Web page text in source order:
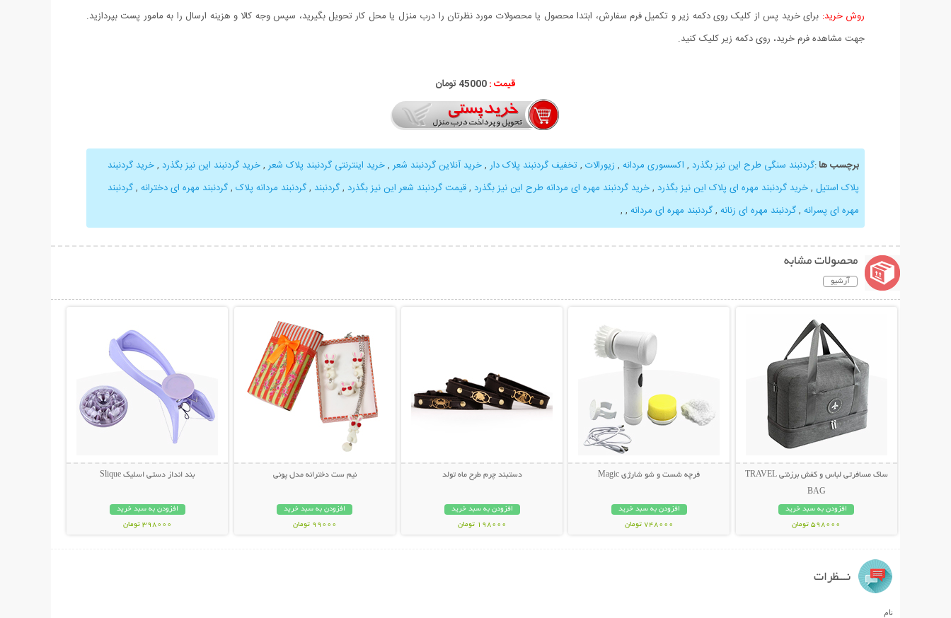
روش خرید: برای خرید پس از کلیک روی دکمه زیر و تکمیل فرم سفارش، ابتدا محصول یا محصولات مورد نظرتان را درب منزل یا محل کار تحویل بگیرید، سپس وجه کالا و هزینه ارسال را به مامور پست بپردازید.
جهت مشاهده فرم خرید، روی دکمه زیر کلیک کنید.
قیمت : 45000 تومان
برچسب ها:گردنبند سنگی طرح این نیز بگذرد , اکسسوری مردانه , زیورالات , تخفیف گردنبند پلاک دار ,خرید آنلاین گردنبند شعر ,خرید اینترنتی گردنبند پلاک شعر ,خرید گردنبند این نیز بگذرد ,خرید گردنبند
پلاک استیل ,خرید گردنبند مهره ای پلاک این نیز بگذرد ,خرید گردنبند مهره ای مردانه طرح این نیز بگذرد ,قیمت گردنبند شعر این نیز بگذرد ,گردنبند ,گردنبند مردانه پلاک ,گردنبند مهره ای دخترانه ,گردنبند
مهره ای پسرانه ,گردنبند مهره ای زنانه ,گردنبند مهره ای مردانه ,
,
محصولات مشابه
آرشیو
ساک مسافرتی لباس و کفش برزنتی TRAVEL
BAG
افزودن به سبد خرید
598000 تومان
فرچه شست و شو شارژی Magic
افزودن به سبد خرید
748000 تومان
دستبند چرم طرح ماه تولد
افزودن به سبد خرید
198000 تومان
نیم ست دخترانه مدل پونی
افزودن به سبد خرید
99000 تومان
بند انداز دستی اسلیک Slique
افزودن به سبد خرید
398000 تومان
نـــظرات
نام